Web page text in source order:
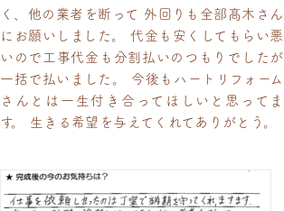
く、他の業者を断って 外回りも全部髙木さん
にお願いしました。 代金も安くしてもらい悪
いので工事代金も分割払いのつもりでしたが
一括で払いました。 今後もハートリフォーム
さんとは一生付き合ってほしいと思ってま
す。 生きる希望を与えてくれてありがとう。